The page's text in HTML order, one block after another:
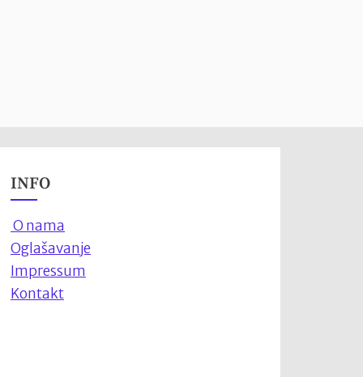
INFO
O nama
Oglašavanje
Impressum
Kontakt